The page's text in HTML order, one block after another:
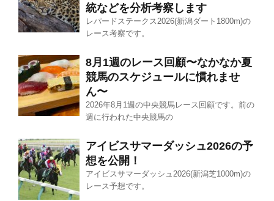
統などを分析考察します
レパードステークス2026(新潟ダート1800m)の
レース考察です。
8月1週のレース回顧〜なかなか夏
競馬のスケジュールに慣れませ
ん〜
2026年8月1週の中央競馬レース回顧です。前の
週に行われた中央競馬の
アイビスサマーダッシュ2026の予
想を公開！
アイビスサマーダッシュ2026(新潟芝1000m)の
レース予想です。